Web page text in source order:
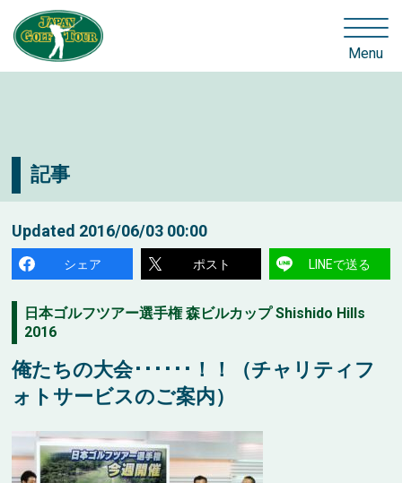
Menu
記事
Updated 2016/06/03 00:00
シェア ポスト LINEで送る
日本ゴルフツアー選手権 森ビルカップ Shishido Hills
2016
俺たちの大会･･････！！（チャリティフ
ォトサービスのご案内）